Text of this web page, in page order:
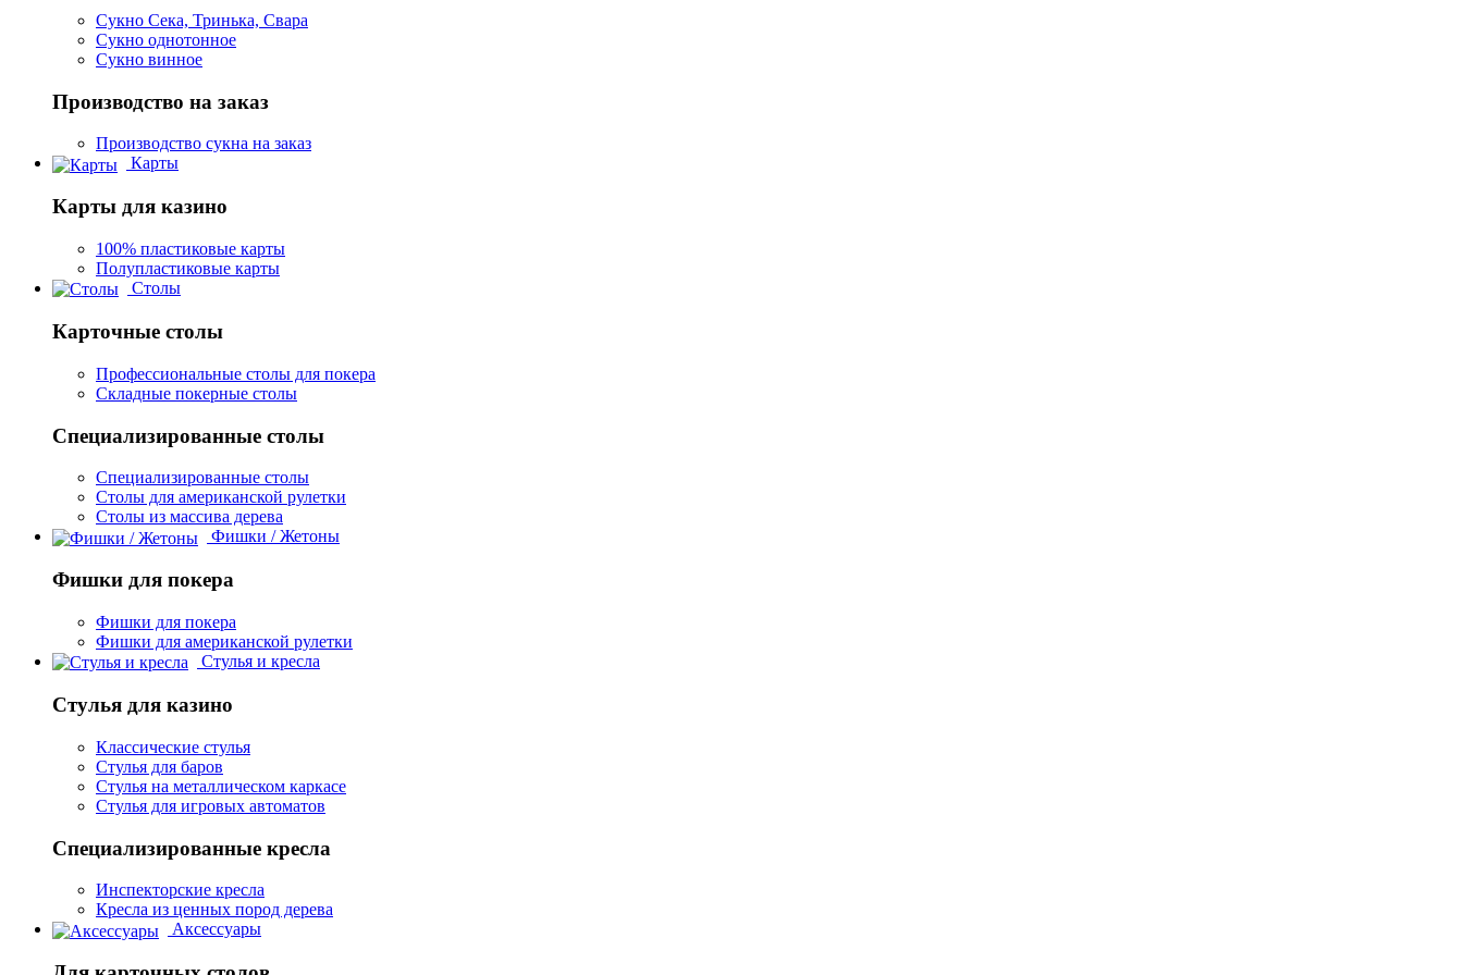
Сукно Сека, Тринька, Свара
Сукно однотонное
Сукно винное
Производство на заказ
Производство сукна на заказ
Карты
Карты для казино
100% пластиковые карты
Полупластиковые карты
Столы
Карточные столы
Профессиональные столы для покера
Складные покерные столы
Специализированные столы
Специализированные столы
Столы для американской рулетки
Столы из массива дерева
Фишки / Жетоны
Фишки для покера
Фишки для покера
Фишки для американской рулетки
Стулья и кресла
Стулья для казино
Классические стулья
Стулья для баров
Стулья на металлическом каркасе
Стулья для игровых автоматов
Специализированные кресла
Инспекторские кресла
Кресла из ценных пород дерева
Аксессуары